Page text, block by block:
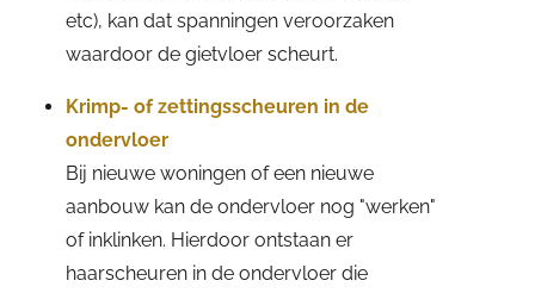
etc), kan dat spanningen veroorzaken
waardoor de gietvloer scheurt.
Krimp- of zettingsscheuren in de
ondervloer
Bij nieuwe woningen of een nieuwe
aanbouw kan de ondervloer nog "werken"
of inklinken. Hierdoor ontstaan er
haarscheuren in de ondervloer die